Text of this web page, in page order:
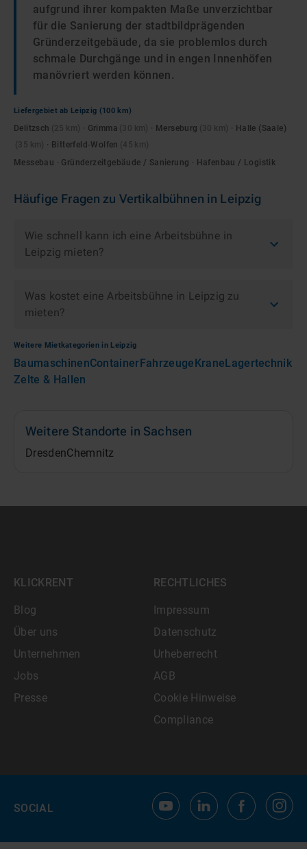
aufgrund ihrer kompakten Maße unverzichtbar
für die Sanierung der stadtbildprägenden
Gründerzeitgebäude, da sie problemlos durch
schmale Durchgänge und in engen Innenhöfen
manövriert werden können.
Liefergebiet ab Leipzig (100 km)
Delitzsch · Grimma · Merseburg · Halle (Saale)
· Bitterfeld-Wolfen
Messebau · Gründerzeitgebäude / Sanierung · Hafenbau / Logistik
Häufige Fragen zu Vertikalbühnen in Leipzig
Wie schnell kann ich eine Arbeitsbühne in
Leipzig mieten?
Was kostet eine Arbeitsbühne in Leipzig zu
mieten?
Weitere Mietkategorien in Leipzig
BaumaschinenContainerFahrzeugeKraneLagertechnik
Zelte & Hallen
Weitere Standorte in Sachsen
DresdenChemnitz
KLICKRENT
Blog
Über uns
Unternehmen
Jobs
Presse
RECHTLICHES
Impressum
Datenschutz
Urheberrecht
AGB
Cookie Hinweise
Compliance
SOCIAL